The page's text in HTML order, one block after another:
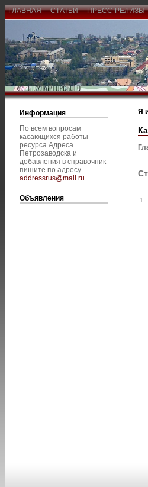
ГЛАВНАЯ СТАТЬИ ПРЕСС-РЕЛИЗЫ
Информация
По всем вопросам
касающихся работы
ресурса Адреса
Петрозаводска и
добавления в справочник
пишите по адресу
addressrus@mail.ru.
Объявления
Я
1.